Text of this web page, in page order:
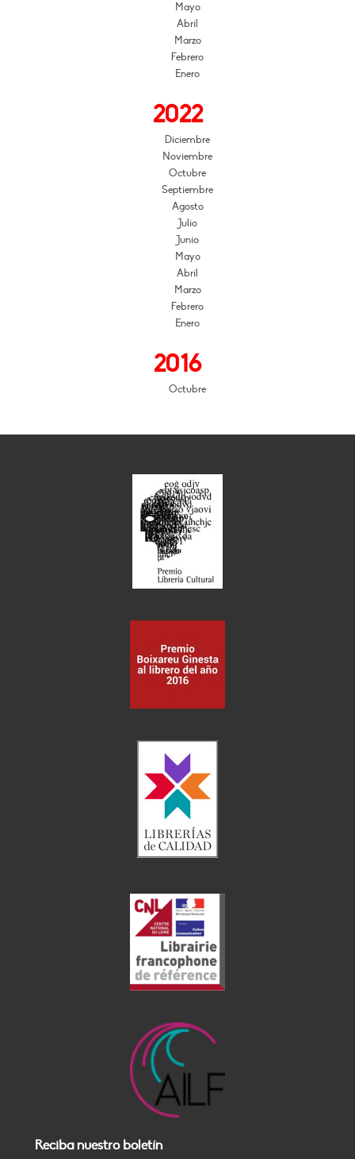
Mayo
Abril
Marzo
Febrero
Enero
2022
Diciembre
Noviembre
Octubre
Septiembre
Agosto
Julio
Junio
Mayo
Abril
Marzo
Febrero
Enero
2016
Octubre
Reciba nuestro boletín